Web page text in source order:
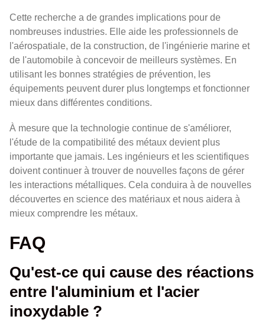
Cette recherche a de grandes implications pour de
nombreuses industries. Elle aide les professionnels de
l'aérospatiale, de la construction, de l'ingénierie marine et
de l'automobile à concevoir de meilleurs systèmes. En
utilisant les bonnes stratégies de prévention, les
équipements peuvent durer plus longtemps et fonctionner
mieux dans différentes conditions.
À mesure que la technologie continue de s'améliorer,
l'étude de la compatibilité des métaux devient plus
importante que jamais. Les ingénieurs et les scientifiques
doivent continuer à trouver de nouvelles façons de gérer
les interactions métalliques. Cela conduira à de nouvelles
découvertes en science des matériaux et nous aidera à
mieux comprendre les métaux.
FAQ
Qu'est-ce qui cause des réactions
entre l'aluminium et l'acier
inoxydable ?